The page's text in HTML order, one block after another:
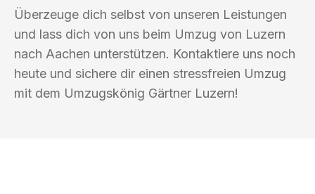
Überzeuge dich selbst von unseren Leistungen
und lass dich von uns beim Umzug von Luzern
nach Aachen unterstützen. Kontaktiere uns noch
heute und sichere dir einen stressfreien Umzug
mit dem Umzugskönig Gärtner Luzern!